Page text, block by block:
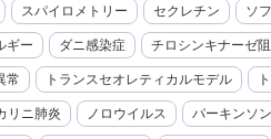
スパイロメトリー セクレチン ソ
ギー ダニ感染症 チロシンキナーゼ
常 トランスセオレティカルモデル
リニ肺炎 ノロウイルス パーキンソ